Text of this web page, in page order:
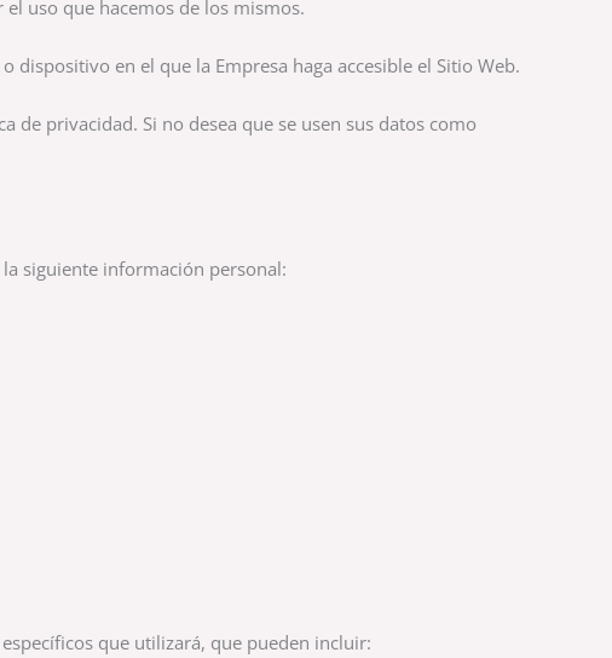
uso que hacemos de los mismos.
dispositivo en el que la Empresa haga accesible el Sitio Web.
privacidad. Si no desea que se usen sus datos como
siguiente información personal:
que utilizará, que pueden incluir: